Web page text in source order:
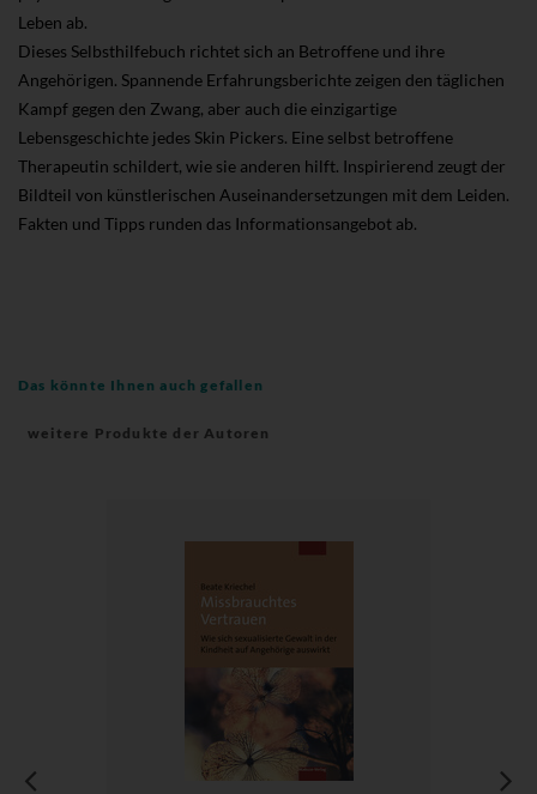
Leben ab.
Dieses Selbsthilfebuch richtet sich an Betroffene und ihre
Angehörigen. Spannende Erfahrungsberichte zeigen den täglichen
Kampf gegen den Zwang, aber auch die einzigartige
Lebensgeschichte jedes Skin Pickers. Eine selbst betroffene
Therapeutin schildert, wie sie anderen hilft. Inspirierend zeugt der
Bildteil von künstlerischen Auseinandersetzungen mit dem Leiden.
Fakten und Tipps runden das Informationsangebot ab.
Das könnte Ihnen auch gefallen
weitere Produkte der Autoren